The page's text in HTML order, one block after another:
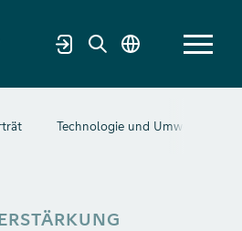
Technologie und Umwelt